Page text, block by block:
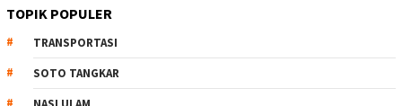
TOPIK POPULER
TRANSPORTASI
SOTO TANGKAR